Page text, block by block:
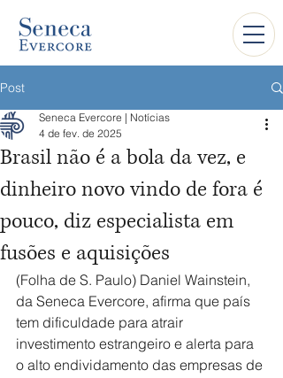
Post
Brasil não é a bola da vez, e
dinheiro novo vindo de fora é
pouco, diz especialista em
fusões e aquisições
Seneca Evercore | Notícias
4 de fev. de 2025
(Folha de S. Paulo) Daniel Wainstein,
da Seneca Evercore, afirma que país
tem dificuldade para atrair
investimento estrangeiro e alerta para
o alto endividamento das empresas de